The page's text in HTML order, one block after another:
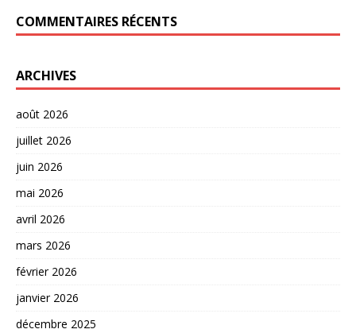
COMMENTAIRES RÉCENTS
ARCHIVES
août 2026
juillet 2026
juin 2026
mai 2026
avril 2026
mars 2026
février 2026
janvier 2026
décembre 2025